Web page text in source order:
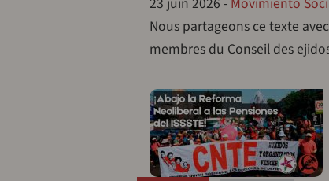
Nous partageons ce texte
membres du Conseil des